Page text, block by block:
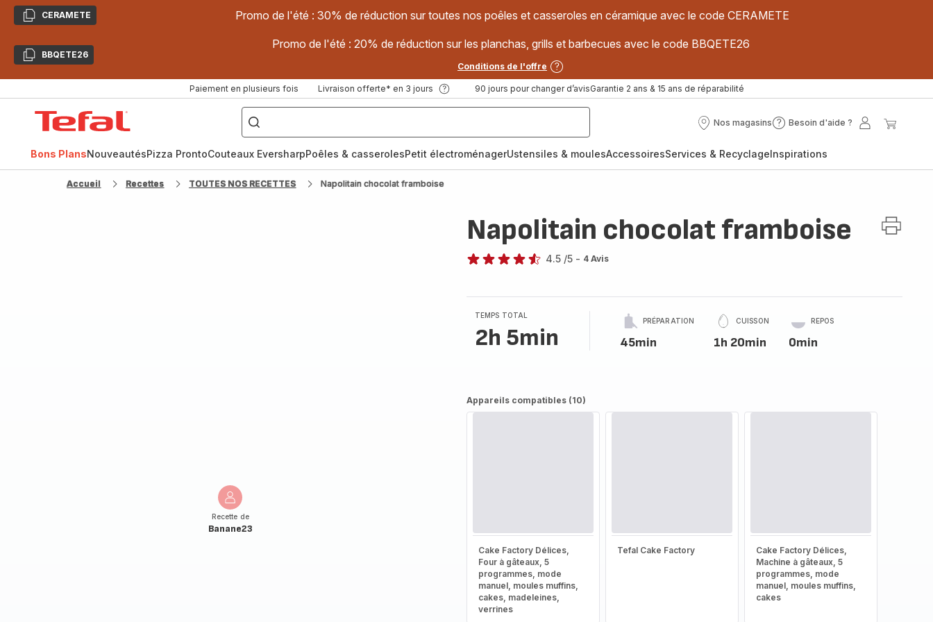
CopierCERAMETE Promo de l'été : 30% de réduction sur toutes nos poêles et casseroles en céramique avec le code CERAMETE
CopierBBQETE26
Promo de l'été : 20% de réduction sur les planchas, grills et barbecues avec le code BBQETE26
Conditions de l'offre
Paiement en plusieurs fois Livraison offerte* en 3 jours 90 jours pour changer d’avisGarantie 2 ans & 15 ans de réparabilité
["Poêles
inox,
Cake
Factory,
Nos magasins
Nos
Besoin d'aide ?
Besoin
?
Mon
Bons PlansNouveautésPizza ProntoCouteaux EversharpPoêles & casserolesPetit électroménagerUstensiles & moulesAccessoiresServices & RecyclageInspirations
Accueil Recettes TOUTES NOS RECETTES Napolitain chocolat framboise
Recette de
Banane23
Napolitain chocolat framboise
4.5 /5 - 4 Avis
TEMPS TOTAL
2h 5min
PRÉPARATION
45min
CUISSON
1h 20min
REPOS
0min
Appareils compatibles (10)
Cake Factory Délices,
Four à gâteaux, 5
programmes, mode
manuel, moules muffins,
cakes, madeleines,
verrines
Tefal Cake Factory
Cake Factory Délices,
Machine à gâteaux, 5
programmes, mode
manuel, moules muffins,
cakes